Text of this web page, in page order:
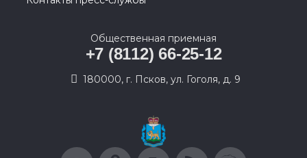
Общественная приемная
+7 (8112) 66-25-12
180000, г. Псков, ул. Гоголя, д. 9